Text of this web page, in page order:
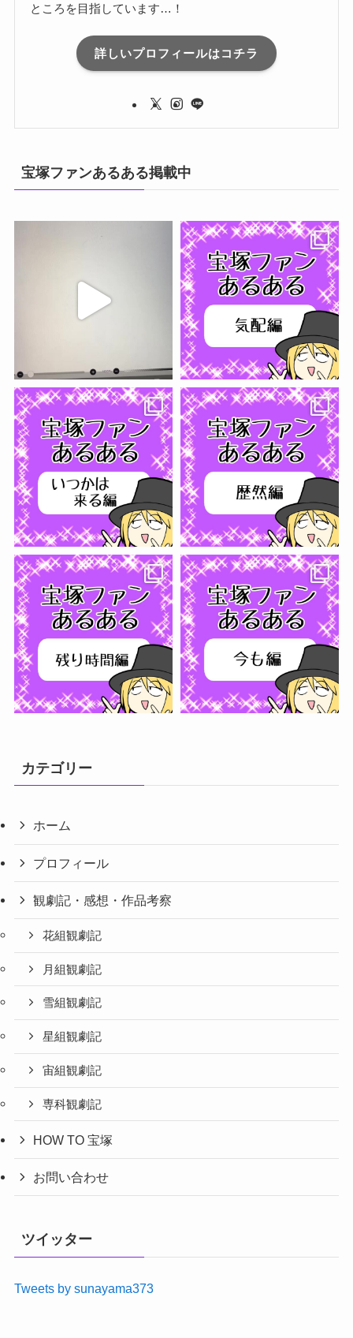
ところを目指しています…！
詳しいプロフィールはコチラ
宝塚ファンあるある掲載中
カテゴリー
ホーム
プロフィール
観劇記・感想・作品考察
花組観劇記
月組観劇記
雪組観劇記
星組観劇記
宙組観劇記
専科観劇記
HOW TO 宝塚
お問い合わせ
ツイッター
Tweets by sunayama373